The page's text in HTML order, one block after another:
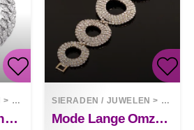
> ARMBANDEN
Volledige Diamond Miami Cubaanse Armband Vlindersluiting Bangle
SIERADEN / JUWELEN >
Mode Lange Omzoomde Cirkel Nachtclub Retro Gouden Armband Sieraden